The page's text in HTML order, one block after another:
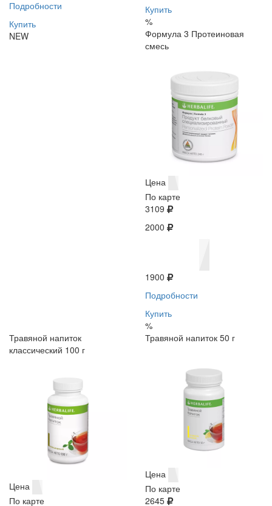
Подробности
Купить
NEW
Купить
%
Формула 3 Протеиновая
смесь
Цена
По карте
3109
2000
1900
Подробности
Купить
%
Травяной напиток
классический 100 г
Цена
По карте
Травяной напиток 50 г
Цена
По карте
2645